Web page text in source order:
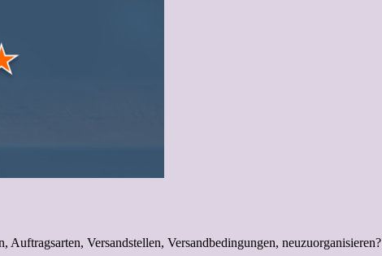
Versandstellen, Versandbedingungen, neuzuorganisieren?